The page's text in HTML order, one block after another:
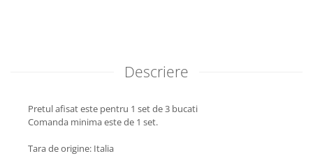
Descriere
Pretul afisat este pentru 1 set de 3 bucati
Comanda minima este de 1 set.
Tara de origine: Italia